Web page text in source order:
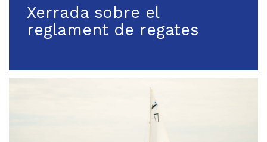
Xerrada sobre el
reglament de regates